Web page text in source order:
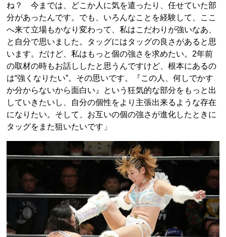
ね？ 今までは、どこか人に気を遣ったり、任せていた部
分があったんです。でも、いろんなことを経験して、ここ
へ来て立場もかなり変わって、私はこだわりが強いなあ、
と自分で思いました。タッグにはタッグの良さがあると思
います。だけど、私はもっと個の強さを求めたい。2年前
の取材の時もお話ししたと思うんですけど、根本にあるの
は“強くなりたい”。その思いです。『この人、何しでかす
か分からないから面白い』という狂気的な部分をもっと出
していきたいし、自分の個性をより主張出来るような存在
になりたい。そして、お互いの個の強さが進化したときに
タッグをまた狙いたいです」